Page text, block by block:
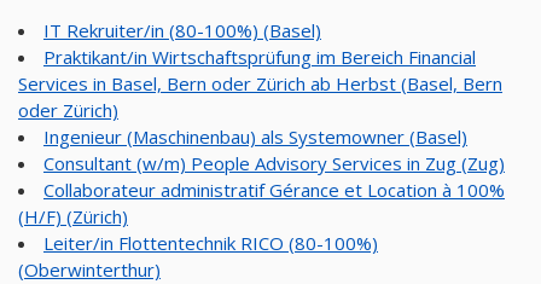
IT Rekruiter/in (80-100%) (Basel)
Praktikant/in Wirtschaftsprüfung im Bereich Financial
Services in Basel, Bern oder Zürich ab Herbst (Basel, Bern
oder Zürich)
Ingenieur (Maschinenbau) als Systemowner (Basel)
Consultant (w/m) People Advisory Services in Zug (Zug)
Collaborateur administratif Gérance et Location à 100%
(H/F) (Zürich)
Leiter/in Flottentechnik RICO (80-100%)
(Oberwinterthur)